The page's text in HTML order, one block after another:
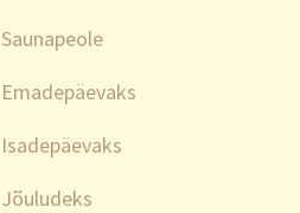
Saunapeole
Emadepäevaks
Isadepäevaks
Jõuludeks